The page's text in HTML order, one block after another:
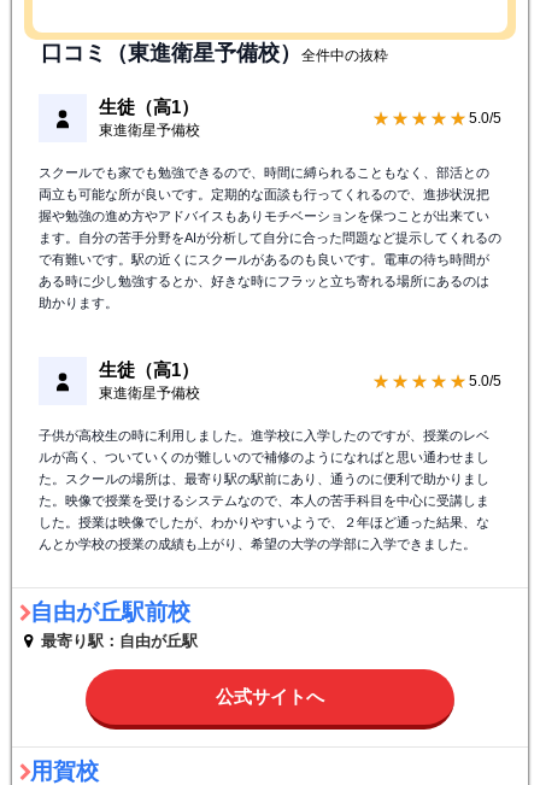
口コミ（東進衛星予備校） 全件中の抜粋
生徒（高1）
東進衛星予備校
★★★★★ 5.0/5
スクールでも家でも勉強できるので、時間に縛られることもなく、部活との
両立も可能な所が良いです。定期的な面談も行ってくれるので、進捗状況把
握や勉強の進め方やアドバイスもありモチベーションを保つことが出来てい
ます。自分の苦手分野をAIが分析して自分に合った問題など提示してくれるの
で有難いです。駅の近くにスクールがあるのも良いです。電車の待ち時間が
ある時に少し勉強するとか、好きな時にフラッと立ち寄れる場所にあるのは
助かります。
生徒（高1）
東進衛星予備校
★★★★★ 5.0/5
子供が高校生の時に利用しました。進学校に入学したのですが、授業のレベ
ルが高く、ついていくのが難しいので補修のようになればと思い通わせまし
た。スクールの場所は、最寄り駅の駅前にあり、通うのに便利で助かりまし
た。映像で授業を受けるシステムなので、本人の苦手科目を中心に受講しま
した。授業は映像でしたが、わかりやすいようで、２年ほど通った結果、な
んとか学校の授業の成績も上がり、希望の大学の学部に入学できました。
自由が丘駅前校
最寄り駅：自由が丘駅
公式サイトへ
用賀校